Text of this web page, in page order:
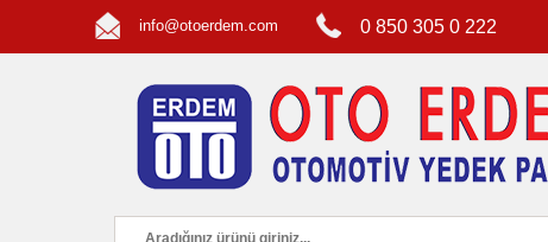
info@otoerdem.com 0 850 305 0 222